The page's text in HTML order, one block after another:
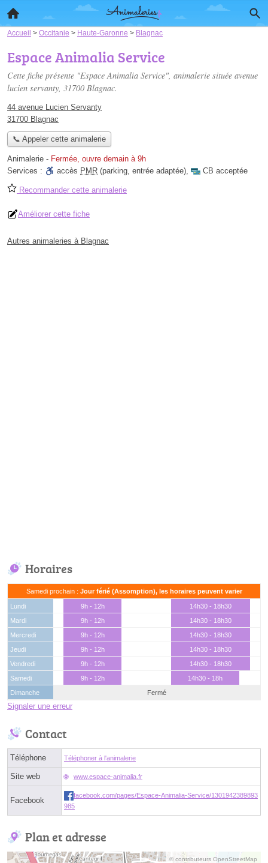
Accueil > Occitanie > Haute-Garonne > Blagnac
Espace Animalia Service
Cette fiche présente "Espace Animalia Service", animalerie située avenue
lucien servanty, 31700 Blagnac.
44 avenue Lucien Servanty
31700 Blagnac
📞 Appeler cette animalerie
Animalerie - Fermée, ouvre demain à 9h
Services :
accès PMR (parking, entrée adaptée), CB acceptée
Recommander cette animalerie
Améliorer cette fiche
Autres animaleries à Blagnac
Horaires
Samedi prochain : Jour férié (Assomption), les horaires peuvent varier
Lundi 9h - 12h
14h30 - 18h30
Mardi
9h - 12h
14h30 - 18h30
Mercredi
9h - 12h
14h30 - 18h30
Jeudi
9h - 12h
14h30 - 18h30
Vendredi
9h - 12h
14h30 - 18h30
Samedi
9h - 12h
14h30 - 18h
Dimanche
Fermé
Signaler une erreur
Contact
Téléphone Téléphoner à l'animalerie
Site web www.espace-animalia.fr
Facebook
facebook.com/pages/Espace-Animalia-Service/1301942389893
985
Plan et adresse
© contributeurs OpenStreetMap